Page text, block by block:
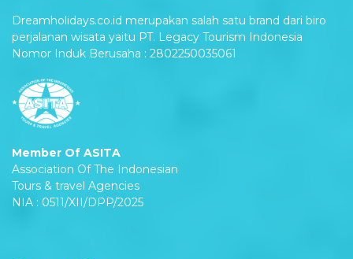
Dreamholidays.co.id merupakan salah satu brand dari biro
perjalanan wisata yaitu PT. Legacy Tourism Indonesia
Nomor Induk Berusaha : 2802250035061
Member Of ASITA
Association Of The Indonesian
Tours & travel Agencies
NIA : 0511/XII/DPP/2025